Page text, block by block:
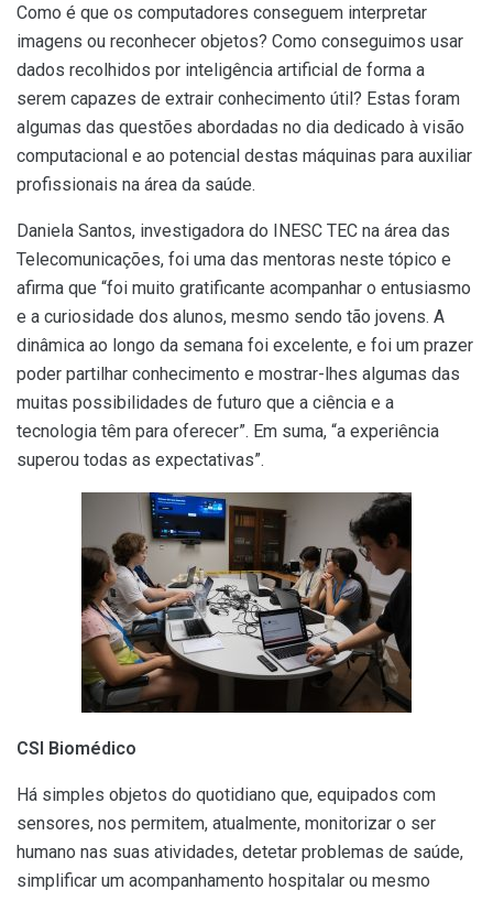
Como é que os computadores conseguem interpretar
imagens ou reconhecer objetos? Como conseguimos usar
dados recolhidos por inteligência artificial de forma a
serem capazes de extrair conhecimento útil? Estas foram
algumas das questões abordadas no dia dedicado à visão
computacional e ao potencial destas máquinas para auxiliar
profissionais na área da saúde.
Daniela Santos, investigadora do INESC TEC na área das
Telecomunicações, foi uma das mentoras neste tópico e
afirma que “foi muito gratificante acompanhar o entusiasmo
e a curiosidade dos alunos, mesmo sendo tão jovens. A
dinâmica ao longo da semana foi excelente, e foi um prazer
poder partilhar conhecimento e mostrar-lhes algumas das
muitas possibilidades de futuro que a ciência e a
tecnologia têm para oferecer”. Em suma, “a experiência
superou todas as expectativas”.
CSI Biomédico
Há simples objetos do quotidiano que, equipados com
sensores, nos permitem, atualmente, monitorizar o ser
humano nas suas atividades, detetar problemas de saúde,
simplificar um acompanhamento hospitalar ou mesmo